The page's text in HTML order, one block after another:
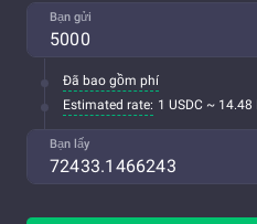
Bạn gửi
Đã bao gồm phí
Estimated rate: 1 USDC ~ 14.48
Bạn lấy